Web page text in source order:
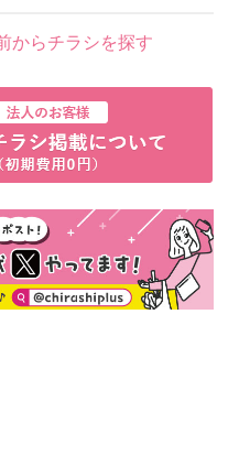
からチラシを探す